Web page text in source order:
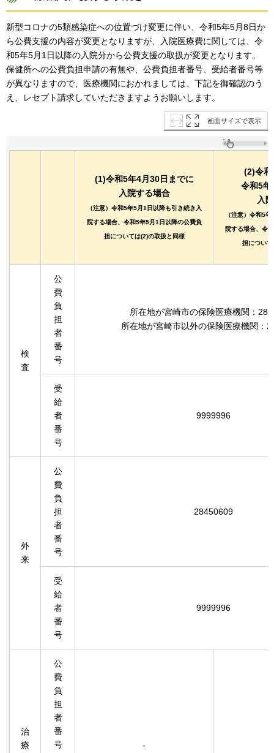
新型コロナの5類感染症への位置づけ変更に伴い、令和5年5月8日か
ら公費支援の内容が変更となりますが、入院医療費に関しては、令
和5年5月1日以降の入院分から公費支援の取扱が変更となります。
保健所への公費負担申請の有無や、公費負担者番号、受給者番号等
が異なりますので、医療機関におかれましては、下記を御確認のう
え、レセプト請求していただきますようお願いします。
画面サイズで表示
(1)令和5年4月30日までに
入院する場合
（注意）令和5年5月1日以降も引き続き入
院する場合、令和5年5月1日以降の公費負
担については(2)の取扱と同様
(2)令和
令和5年
入
（注意）令和5
院する場合、令
担につい
検
査
公
費
負
担
者
番
号
所在地が宮崎市の保険医療機関：
所在地が宮崎市以外の保険医療機関：
受
給
者
番
号
9999996
外
来
公
費
負
担
者
番
号
28450609
受
給
者
番
号
9999996
治
療
公
費
負
担
者
番
号
-